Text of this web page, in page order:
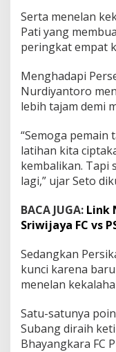
Serta menelan
Pati yang
peringkat empat
Menghadapi
Nurdiyantoro
lebih tajam demi
“Semoga pemain
latihan kita
kembalikan. Tapi
lagi,” ujar Seto
BACA JUGA: Link
Sriwijaya FC vs
Sedangkan
kunci karena
menelan
Satu-satunya
Subang diraih
Bhayangkara FC